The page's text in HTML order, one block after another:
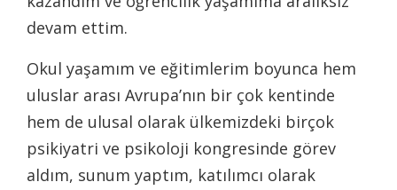
devam ettim.
Okul yaşamım ve eğitimlerim boyunca hem
uluslar arası Avrupa’nın bir çok kentinde
hem de ulusal olarak ülkemizdeki birçok
psikiyatri ve psikoloji kongresinde görev
aldım, sunum yaptım, katılımcı olarak